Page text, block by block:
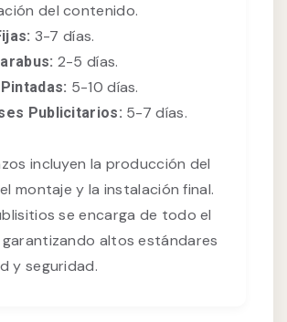
del contenido.
3-7 días.
2-5 días.
5-10 días.
Publicitarios: 5-7 días.
incluyen la producción del
montaje y la instalación final.
se encarga de todo el
altos estándares
y seguridad.